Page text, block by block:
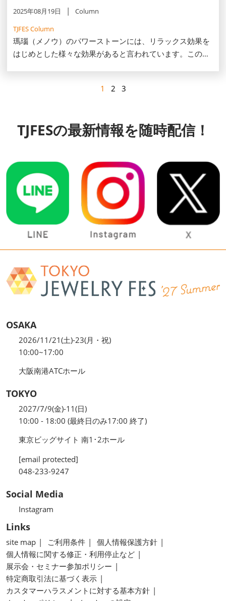
2025年08月19日
Column
TJFES Column
瑪瑙（メノウ）のパワーストーンには、リラックス効果を
はじめとした様々な効果があると言われています。この記
1
2 3
TJFESの最新情報を随時配信！
OSAKA
2026/11/21(土)-23(月・祝)
10:00~17:00
大阪南港ATCホール
TOKYO
2027/7/9(金)-11(日)
10:00 - 18:00 (最終日のみ17:00 終了)
東京ビッグサイト 南1･2ホール
[email protected]
048-233-9247
Social Media
Instagram
Links
site map ご利用条件
個人情報保護方針
個人情報に関する修正・利用停止など
展示会・セミナー参加ポリシー
特定商取引法に基づく表示
カスタマーハラスメントに対する基本方針